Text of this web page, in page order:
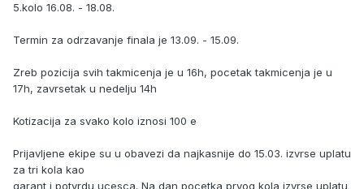
5.kolo 16.08. - 18.08.
Termin za odrzavanje finala je 13.09. - 15.09.
Zreb pozicija svih takmicenja je u 16h, pocetak takmicenja je u
17h, zavrsetak u nedelju 14h
Kotizacija za svako kolo iznosi 100 e
Prijavljene ekipe su u obavezi da najkasnije do 15.03. izvrse uplatu
za tri kola kao
garant i potvrdu ucesca. Na dan pocetka prvog kola izvrse uplatu